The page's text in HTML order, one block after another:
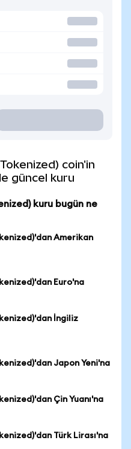
coin'in
güncel kuru
kuru bugün ne
Amerikan
Euro'na
İngiliz
Japon Yeni'na
Çin Yuanı'na
Türk Lirası'na